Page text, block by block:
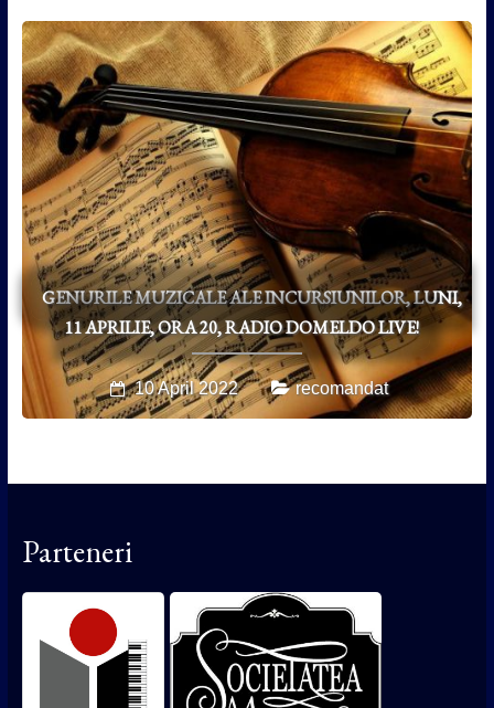
GENURILE MUZICALE ALE INCURSIUNILOR, LUNI,
11 APRILIE, ORA 20, RADIO DOMELDO LIVE!
10 April 2022 recomandat
Parteneri